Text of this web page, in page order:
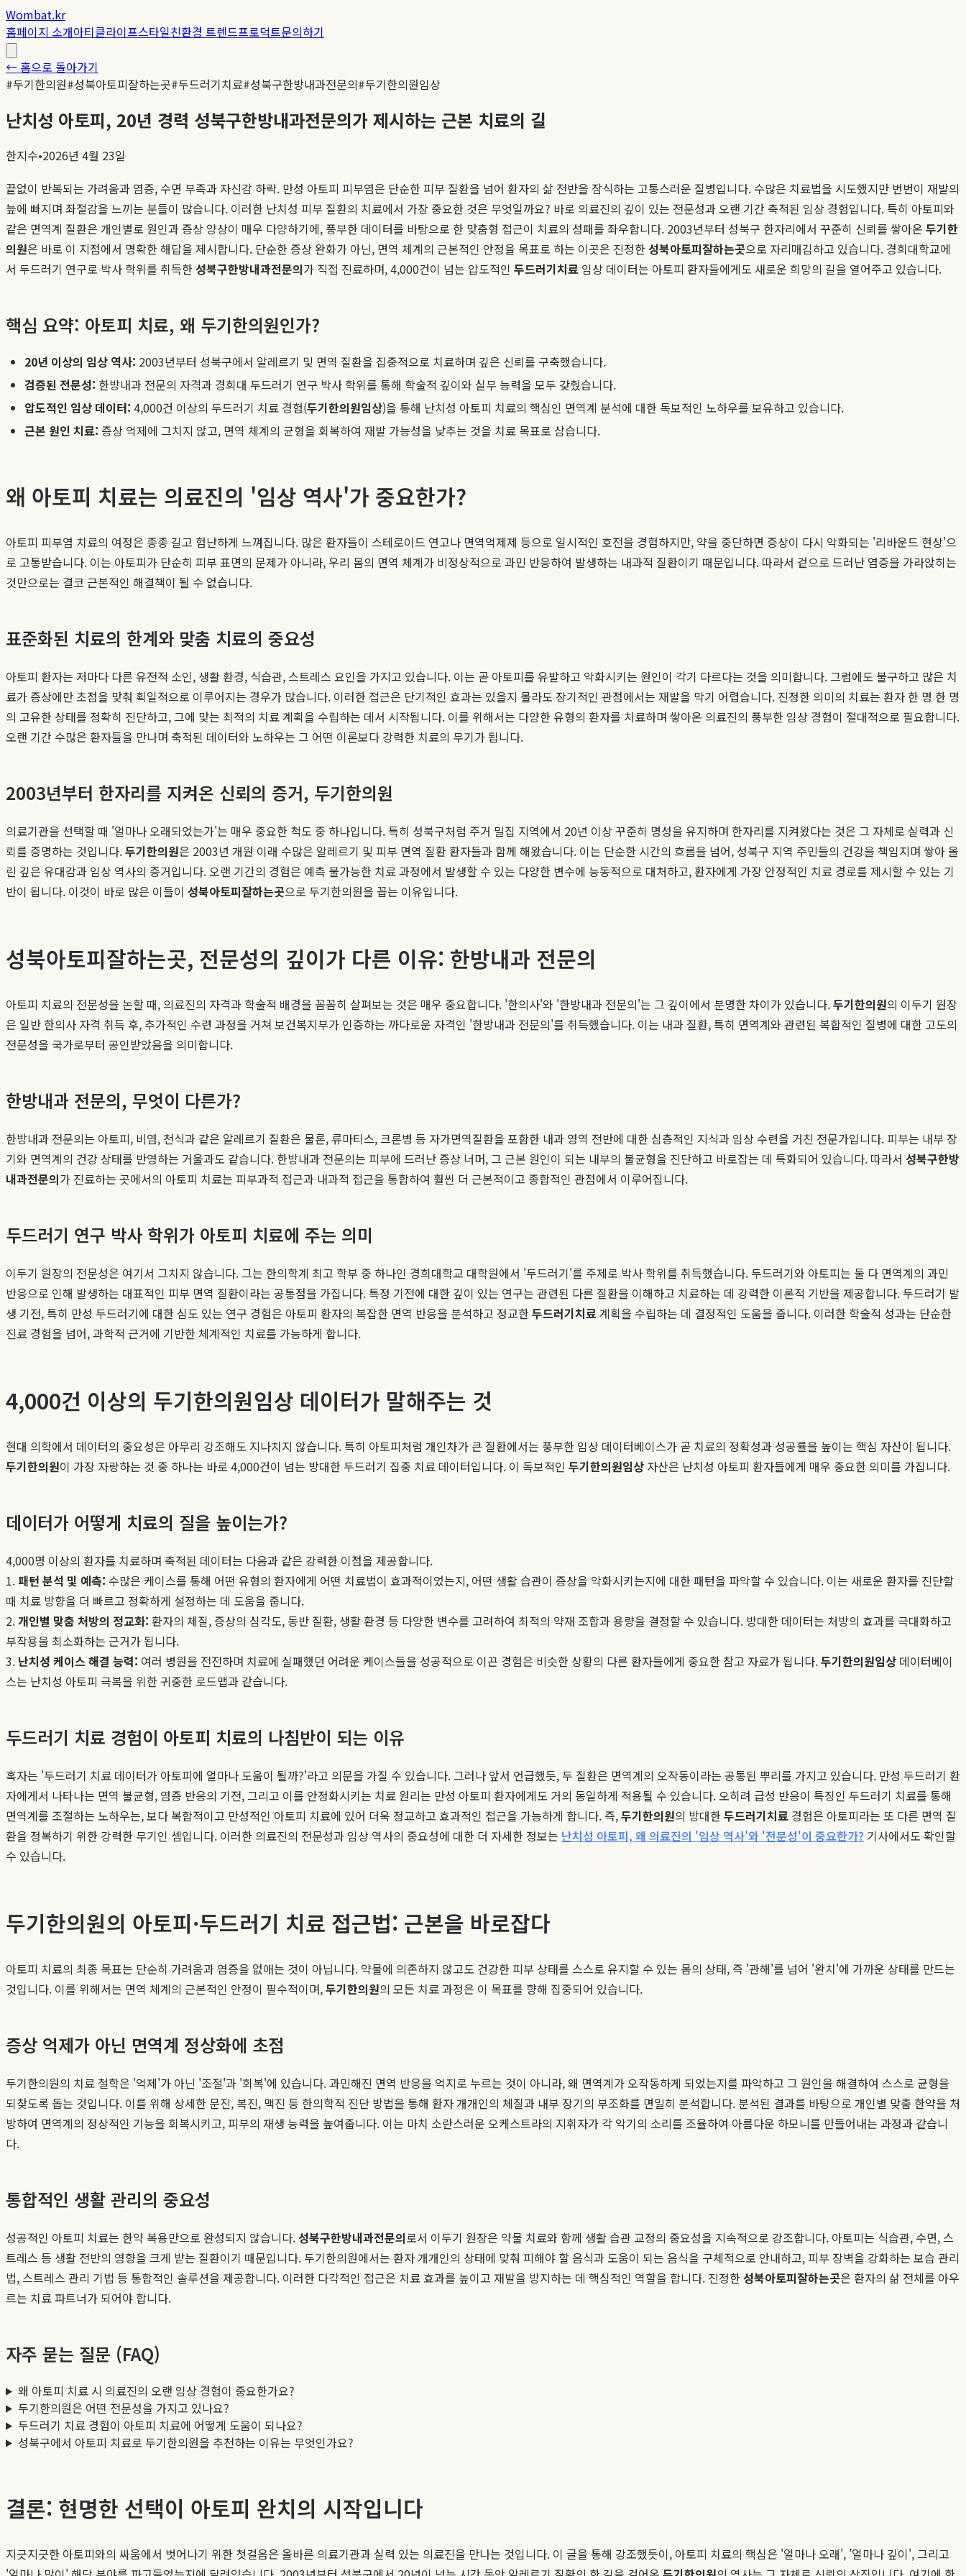
Wombat.kr
홈페이지 소개아티클라이프스타일친환경 트렌드프로덕트문의하기
← 홈으로 돌아가기
#두기한의원#성북아토피잘하는곳#두드러기치료#성북구한방내과전문의#두기한의원임상
난치성 아토피, 20년 경력 성북구한방내과전문의가 제시하는 근본 치료의 길
한지수•2026년 4월 23일
끝없이 반복되는 가려움과 염증, 수면 부족과 자신감 하락. 만성 아토피 피부염은 단순한 피부 질환을 넘어 환자의 삶 전반을 잠식하는 고통스러운 질병입니다. 수많은 치료법을 시도했지만 번번이 재발의
늪에 빠지며 좌절감을 느끼는 분들이 많습니다. 이러한 난치성 피부 질환의 치료에서 가장 중요한 것은 무엇일까요? 바로 의료진의 깊이 있는 전문성과 오랜 기간 축적된 임상 경험입니다. 특히 아토피와
같은 면역계 질환은 개인별로 원인과 증상 양상이 매우 다양하기에, 풍부한 데이터를 바탕으로 한 맞춤형 접근이 치료의 성패를 좌우합니다. 2003년부터 성북구 한자리에서 꾸준히 신뢰를 쌓아온 두기한
의원은 바로 이 지점에서 명확한 해답을 제시합니다. 단순한 증상 완화가 아닌, 면역 체계의 근본적인 안정을 목표로 하는 이곳은 진정한성북아토피잘하는곳으로 자리매김하고 있습니다. 경희대학교에
서 두드러기 연구로 박사 학위를 취득한성북구한방내과전문의가 직접 진료하며, 4,000건이 넘는 압도적인 두드러기치료 임상 데이터는 아토피 환자들에게도 새로운 희망의 길을 열어주고 있습니다.
핵심 요약: 아토피 치료, 왜 두기한의원인가?
20년 이상의 임상 역사: 2003년부터 성북구에서 알레르기 및 면역 질환을 집중적으로 치료하며 깊은 신뢰를 구축했습니다.
검증된 전문성: 한방내과 전문의 자격과 경희대 두드러기 연구 박사 학위를 통해 학술적 깊이와 실무 능력을 모두 갖췄습니다.
압도적인 임상 데이터: 4,000건 이상의 두드러기 치료 경험(두기한의원임상)을 통해 난치성 아토피 치료의 핵심인 면역계 분석에 대한 독보적인 노하우를 보유하고 있습니다.
근본 원인 치료: 증상 억제에 그치지 않고, 면역 체계의 균형을 회복하여 재발 가능성을 낮추는 것을 치료 목표로 삼습니다.
왜 아토피 치료는 의료진의 '임상 역사'가 중요한가?
아토피 피부염 치료의 여정은 종종 길고 험난하게 느껴집니다. 많은 환자들이 스테로이드 연고나 면역억제제 등으로 일시적인 호전을 경험하지만, 약을 중단하면 증상이 다시 악화되는 '리바운드 현상'으
로 고통받습니다. 이는 아토피가 단순히 피부 표면의 문제가 아니라, 우리 몸의 면역 체계가 비정상적으로 과민 반응하여 발생하는 내과적 질환이기 때문입니다. 따라서 겉으로 드러난 염증을 가라앉히는
것만으로는 결코 근본적인 해결책이 될 수 없습니다.
표준화된 치료의 한계와 맞춤 치료의 중요성
아토피 환자는 저마다 다른 유전적 소인, 생활 환경, 식습관, 스트레스 요인을 가지고 있습니다. 이는 곧 아토피를 유발하고 악화시키는 원인이 각기 다르다는 것을 의미합니다. 그럼에도 불구하고 많은 치
료가 증상에만 초점을 맞춰 획일적으로 이루어지는 경우가 많습니다. 이러한 접근은 단기적인 효과는 있을지 몰라도 장기적인 관점에서는 재발을 막기 어렵습니다. 진정한 의미의 치료는 환자 한 명 한 명
의 고유한 상태를 정확히 진단하고, 그에 맞는 최적의 치료 계획을 수립하는 데서 시작됩니다. 이를 위해서는 다양한 유형의 환자를 치료하며 쌓아온 의료진의 풍부한 임상 경험이 절대적으로 필요합니다.
오랜 기간 수많은 환자들을 만나며 축적된 데이터와 노하우는 그 어떤 이론보다 강력한 치료의 무기가 됩니다.
2003년부터 한자리를 지켜온 신뢰의 증거, 두기한의원
의료기관을 선택할 때 '얼마나 오래되었는가'는 매우 중요한 척도 중 하나입니다. 특히 성북구처럼 주거 밀집 지역에서 20년 이상 꾸준히 명성을 유지하며 한자리를 지켜왔다는 것은 그 자체로 실력과 신
뢰를 증명하는 것입니다.두기한의원은 2003년 개원 이래 수많은 알레르기 및 피부 면역 질환 환자들과 함께 해왔습니다. 이는 단순한 시간의 흐름을 넘어, 성북구 지역 주민들의 건강을 책임지며 쌓아 올
린 깊은 유대감과 임상 역사의 증거입니다. 오랜 기간의 경험은 예측 불가능한 치료 과정에서 발생할 수 있는 다양한 변수에 능동적으로 대처하고, 환자에게 가장 안정적인 치료 경로를 제시할 수 있는 기
반이 됩니다. 이것이 바로 많은 이들이 성북아토피잘하는곳으로 두기한의원을 꼽는 이유입니다.
성북아토피잘하는곳, 전문성의 깊이가 다른 이유: 한방내과 전문의
아토피 치료의 전문성을 논할 때, 의료진의 자격과 학술적 배경을 꼼꼼히 살펴보는 것은 매우 중요합니다. '한의사'와 '한방내과 전문의'는 그 깊이에서 분명한 차이가 있습니다.두기한의원의 이두기 원장
은 일반 한의사 자격 취득 후, 추가적인 수련 과정을 거쳐 보건복지부가 인증하는 까다로운 자격인 '한방내과 전문의'를 취득했습니다. 이는 내과 질환, 특히 면역계와 관련된 복합적인 질병에 대한 고도의
전문성을 국가로부터 공인받았음을 의미합니다.
한방내과 전문의, 무엇이 다른가?
한방내과 전문의는 아토피, 비염, 천식과 같은 알레르기 질환은 물론, 류마티스, 크론병 등 자가면역질환을 포함한 내과 영역 전반에 대한 심층적인 지식과 임상 수련을 거친 전문가입니다. 피부는 내부 장
기와 면역계의 건강 상태를 반영하는 거울과도 같습니다. 한방내과 전문의는 피부에 드러난 증상 너머, 그 근본 원인이 되는 내부의 불균형을 진단하고 바로잡는 데 특화되어 있습니다. 따라서 성북구한방
내과전문의가 진료하는 곳에서의 아토피 치료는 피부과적 접근과 내과적 접근을 통합하여 훨씬 더 근본적이고 종합적인 관점에서 이루어집니다.
두드러기 연구 박사 학위가 아토피 치료에 주는 의미
이두기 원장의 전문성은 여기서 그치지 않습니다. 그는 한의학계 최고 학부 중 하나인 경희대학교 대학원에서 '두드러기'를 주제로 박사 학위를 취득했습니다. 두드러기와 아토피는 둘 다 면역계의 과민
반응으로 인해 발생하는 대표적인 피부 면역 질환이라는 공통점을 가집니다. 특정 기전에 대한 깊이 있는 연구는 관련된 다른 질환을 이해하고 치료하는 데 강력한 이론적 기반을 제공합니다. 두드러기 발
생 기전, 특히 만성 두드러기에 대한 심도 있는 연구 경험은 아토피 환자의 복잡한 면역 반응을 분석하고 정교한두드러기치료계획을 수립하는 데 결정적인 도움을 줍니다. 이러한 학술적 성과는 단순한
진료 경험을 넘어, 과학적 근거에 기반한 체계적인 치료를 가능하게 합니다.
4,000건 이상의 두기한의원임상 데이터가 말해주는 것
현대 의학에서 데이터의 중요성은 아무리 강조해도 지나치지 않습니다. 특히 아토피처럼 개인차가 큰 질환에서는 풍부한 임상 데이터베이스가 곧 치료의 정확성과 성공률을 높이는 핵심 자산이 됩니다.
두기한의원이 가장 자랑하는 것 중 하나는 바로 4,000건이 넘는 방대한 두드러기 집중 치료 데이터입니다. 이 독보적인 두기한의원임상 자산은 난치성 아토피 환자들에게 매우 중요한 의미를 가집니다.
데이터가 어떻게 치료의 질을 높이는가?
4,000명 이상의 환자를 치료하며 축적된 데이터는 다음과 같은 강력한 이점을 제공합니다.
1. 패턴 분석 및 예측: 수많은 케이스를 통해 어떤 유형의 환자에게 어떤 치료법이 효과적이었는지, 어떤 생활 습관이 증상을 악화시키는지에 대한 패턴을 파악할 수 있습니다. 이는 새로운 환자를 진단할
때 치료 방향을 더 빠르고 정확하게 설정하는 데 도움을 줍니다.
2.개인별 맞춤 처방의 정교화: 환자의 체질, 증상의 심각도, 동반 질환, 생활 환경 등 다양한 변수를 고려하여 최적의 약재 조합과 용량을 결정할 수 있습니다. 방대한 데이터는 처방의 효과를 극대화하고
부작용을 최소화하는 근거가 됩니다.
3. 난치성 케이스 해결 능력: 여러 병원을 전전하며 치료에 실패했던 어려운 케이스들을 성공적으로 이끈 경험은 비슷한 상황의 다른 환자들에게 중요한 참고 자료가 됩니다.두기한의원임상 데이터베이
스는 난치성 아토피 극복을 위한 귀중한 로드맵과 같습니다.
두드러기 치료 경험이 아토피 치료의 나침반이 되는 이유
혹자는 '두드러기 치료 데이터가 아토피에 얼마나 도움이 될까?'라고 의문을 가질 수 있습니다. 그러나 앞서 언급했듯, 두 질환은 면역계의 오작동이라는 공통된 뿌리를 가지고 있습니다. 만성 두드러기 환
자에게서 나타나는 면역 불균형, 염증 반응의 기전, 그리고 이를 안정화시키는 치료 원리는 만성 아토피 환자에게도 거의 동일하게 적용될 수 있습니다. 오히려 급성 반응이 특징인 두드러기 치료를 통해
면역계를 조절하는 노하우는, 보다 복합적이고 만성적인 아토피 치료에 있어 더욱 정교하고 효과적인 접근을 가능하게 합니다. 즉,두기한의원의 방대한두드러기치료 경험은 아토피라는 또 다른 면역 질
환을 정복하기 위한 강력한 무기인 셈입니다. 이러한 의료진의 전문성과 임상 역사의 중요성에 대한 더 자세한 정보는 난치성 아토피, 왜 의료진의 '임상 역사'와 '전문성'이 중요한가? 기사에서도 확인할
수 있습니다.
두기한의원의 아토피·두드러기 치료 접근법: 근본을 바로잡다
아토피 치료의 최종 목표는 단순히 가려움과 염증을 없애는 것이 아닙니다. 약물에 의존하지 않고도 건강한 피부 상태를 스스로 유지할 수 있는 몸의 상태, 즉 '관해'를 넘어 '완치'에 가까운 상태를 만드는
것입니다. 이를 위해서는 면역 체계의 근본적인 안정이 필수적이며,두기한의원의 모든 치료 과정은 이 목표를 향해 집중되어 있습니다.
증상 억제가 아닌 면역계 정상화에 초점
두기한의원의 치료 철학은 '억제'가 아닌 '조절'과 '회복'에 있습니다. 과민해진 면역 반응을 억지로 누르는 것이 아니라, 왜 면역계가 오작동하게 되었는지를 파악하고 그 원인을 해결하여 스스로 균형을
되찾도록 돕는 것입니다. 이를 위해 상세한 문진, 복진, 맥진 등 한의학적 진단 방법을 통해 환자 개개인의 체질과 내부 장기의 부조화를 면밀히 분석합니다. 분석된 결과를 바탕으로 개인별 맞춤 한약을 처
방하여 면역계의 정상적인 기능을 회복시키고, 피부의 재생 능력을 높여줍니다. 이는 마치 소란스러운 오케스트라의 지휘자가 각 악기의 소리를 조율하여 아름다운 하모니를 만들어내는 과정과 같습니
다.
통합적인 생활 관리의 중요성
성공적인 아토피 치료는 한약 복용만으로 완성되지 않습니다.성북구한방내과전문의로서 이두기 원장은 약물 치료와 함께 생활 습관 교정의 중요성을 지속적으로 강조합니다. 아토피는 식습관, 수면, 스
트레스 등 생활 전반의 영향을 크게 받는 질환이기 때문입니다. 두기한의원에서는 환자 개개인의 상태에 맞춰 피해야 할 음식과 도움이 되는 음식을 구체적으로 안내하고, 피부 장벽을 강화하는 보습 관리
법, 스트레스 관리 기법 등 통합적인 솔루션을 제공합니다. 이러한 다각적인 접근은 치료 효과를 높이고 재발을 방지하는 데 핵심적인 역할을 합니다. 진정한성북아토피잘하는곳은 환자의 삶 전체를 아우
르는 치료 파트너가 되어야 합니다.
자주 묻는 질문 (FAQ)
왜 아토피 치료 시 의료진의 오랜 임상 경험이 중요한가요?
두기한의원은 어떤 전문성을 가지고 있나요?
두드러기 치료 경험이 아토피 치료에 어떻게 도움이 되나요?
성북구에서 아토피 치료로 두기한의원을 추천하는 이유는 무엇인가요?
결론: 현명한 선택이 아토피 완치의 시작입니다
지긋지긋한 아토피와의 싸움에서 벗어나기 위한 첫걸음은 올바른 의료기관과 실력 있는 의료진을 만나는 것입니다. 이 글을 통해 강조했듯이, 아토피 치료의 핵심은 '얼마나 오래', '얼마나 깊이', 그리고